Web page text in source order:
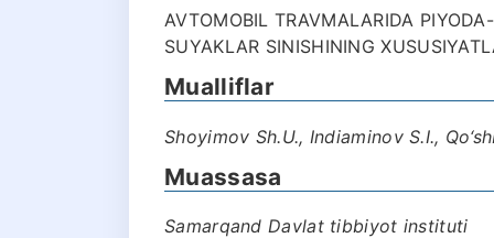
AVTOMOBIL TRAVMALARIDA
SUYAKLAR SINISHINING
Mualliflar
Shoyimov Sh.U., Indiaminov S.I.,
Muassasa
Samarqand Davlat tibbiyot instituti